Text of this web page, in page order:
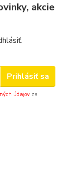
akcie
Prihlásiť sa
údajov za